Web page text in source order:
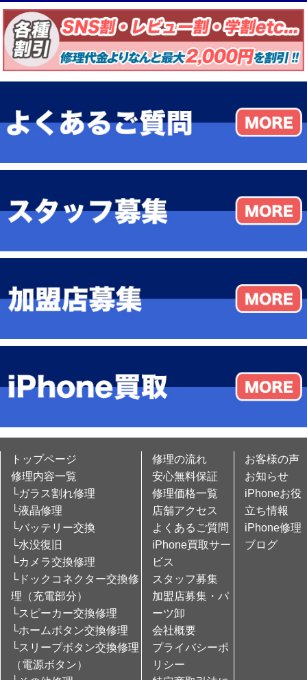
トップページ
修理内容一覧
└ガラス割れ修理
└液晶修理
└バッテリー交換
└水没復旧
└カメラ交換修理
└ドックコネクター交換修
理（充電部分）
└スピーカー交換修理
└ホームボタン交換修理
└スリープボタン交換修理
（電源ボタン）
修理の流れ
安心無料保証
修理価格一覧
店舗アクセス
よくあるご質問
iPhone買取サー
ビス
スタッフ募集
加盟店募集・パ
ーツ卸
会社概要
プライバシーポ
リシー
お客様の声
お知らせ
iPhoneお役
立ち情報
iPhone修理
ブログ